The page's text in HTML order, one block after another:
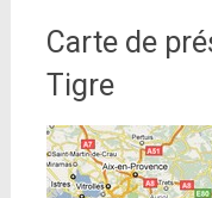
Carte de
Tigre